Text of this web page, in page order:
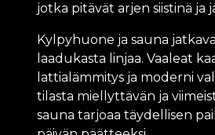
jotka pitävät arjen siistinä ja
Kylpyhuone ja sauna
laadukasta linjaa. Vaaleat
lattialämmitys ja moderni
tilasta miellyttävän ja
sauna tarjoaa täydellisen